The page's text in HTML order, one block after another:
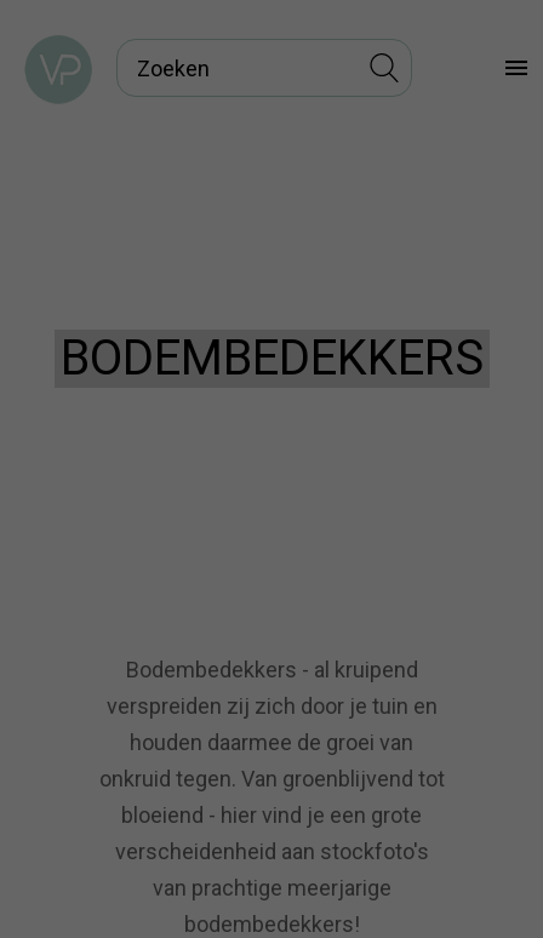
menu
BODEMBEDEKKERS
Bodembedekkers - al kruipend
verspreiden zij zich door je tuin en
houden daarmee de groei van
onkruid tegen. Van groenblijvend tot
bloeiend - hier vind je een grote
verscheidenheid aan stockfoto's
van prachtige meerjarige
bodembedekkers!